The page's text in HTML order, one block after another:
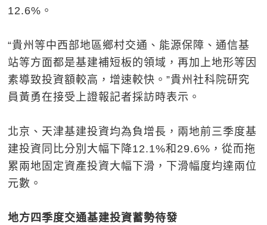
12.6%。
“貴州等中西部地區鄉村交通、能源保障、通信基
站等方面都是基建補短板的領域，再加上地形等因
素導致投資額較高，增速較快。”貴州社科院研究
員黃勇在接受上證報記者採訪時表示。
北京、天津基建投資均為負增長，兩地前三季度基
建投資同比分別大幅下降12.1%和29.6%，從而拖
累兩地固定資產投資大幅下滑，下滑幅度均達兩位
元數。
地方四季度交通基建投資蓄勢待發